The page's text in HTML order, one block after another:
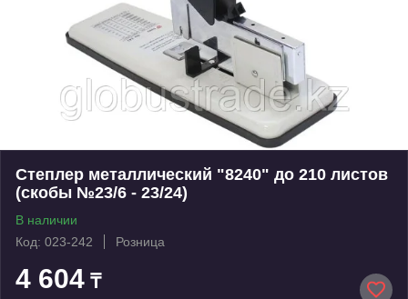
Степлер металлический "8240" до 210 листов
(скобы №23/6 - 23/24)
В наличии
Код: 023-242
Розница
4 604 ₸